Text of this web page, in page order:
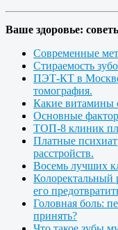
Ваше здоровье:
Современные
Стираемость
ПЭТ-КТ в
томография.
Какие витамины
Основные
ТОП-8 клиник
Платные
расстройств.
Восемь лучших
Колоректальный
его
Головная боль:
принять?